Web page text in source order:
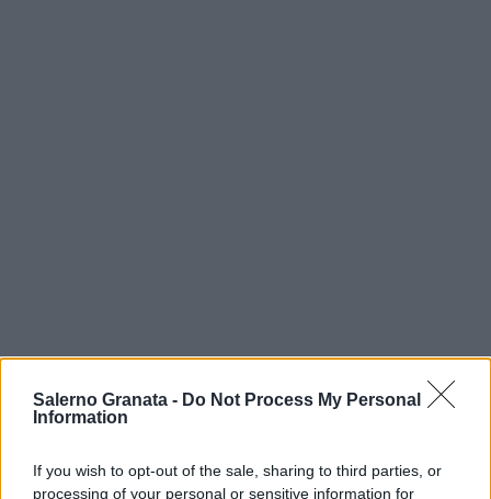
Salerno Granata - Do Not Process My Personal
Information
If you wish to opt-out of the sale, sharing to third parties, or
processing of your personal or sensitive information for